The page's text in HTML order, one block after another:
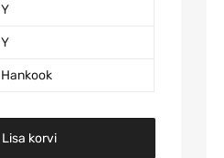
Y
Y
Hankook
Lisa korvi